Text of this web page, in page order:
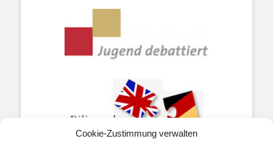
Cookie-Zustimmung verwalten